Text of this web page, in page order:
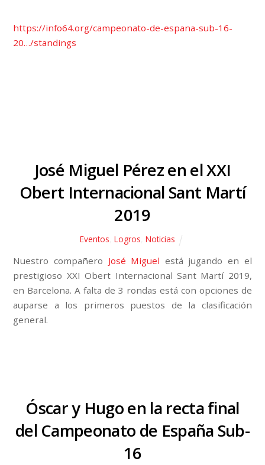
https://info64.org/campeonato-de-espana-sub-16-
20…/standings
José Miguel Pérez en el XXI
Obert Internacional Sant Martí
2019
Eventos ,Logros ,Noticias
Nuestro compañero José Miguel está jugando en el
prestigioso XXI Obert Internacional Sant Martí 2019,
en Barcelona. A falta de 3 rondas está con opciones de
auparse a los primeros puestos de la clasificación
general.
Óscar y Hugo en la recta final
del Campeonato de España Sub-
16